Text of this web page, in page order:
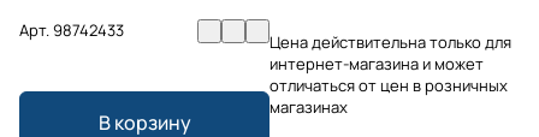
Арт.98742433
В корзину
Цена действительна только для
интернет-магазина и может
отличаться от цен в розничных
магазинах